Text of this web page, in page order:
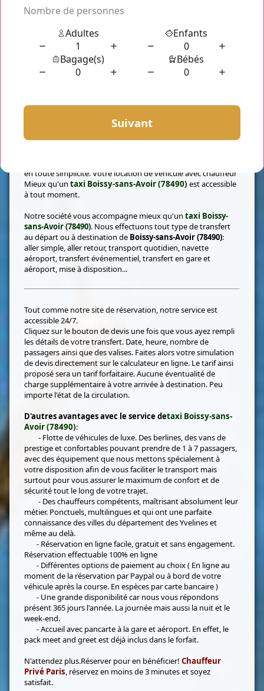
ou autre département de la région Ile de France.
Boissy-sans-Avoir (78490)est là pour vous servir.
Sortie seule ou en groupe, transfert privé ou professionnel.
Chauffeur Privé Paris vous propose tout type de transfert qui
en toute simplicité. Votre location de véhicule avec chauffeur
Mieux qu'untaxi Boissy-sans-Avoir (78490) est accessible
à tout moment.
Notre société vous accompagne mieux qu'untaxi Boissy-
sans-Avoir (78490). Nous effectuons tout type de transfert
au départ ou à destination de Boissy-sans-Avoir (78490):
aller simple, aller retour, transport quotidien, navette
aéroport, transfert événementiel, transfert en gare et
aéroport, mise à disposition...
Tout comme notre site de réservation, notre service est
accessible 24/7.
Cliquez sur le bouton de devis une fois que vous ayez rempli
les détails de votre transfert. Date, heure, nombre de
passagers ainsi que des valises. Faites alors votre simulation
de devis directement sur le calculateur en ligne. Le tarif ainsi
proposé sera un tarif forfaitaire. Aucune éventualité de
charge supplémentaire à votre arrivée à destination. Peu
importe l'état de la circulation.
D'autres avantages avec le service detaxi Boissy-sans-
Avoir (78490):
- Flotte de véhicules de luxe. Des berlines, des vans de
prestige et confortables pouvant prendre de 1 à 7 passagers,
avec des équipement que nous mettons spécialement à
votre disposition afin de vous faciliter le transport mais
surtout pour vous assurer le maximum de confort et de
sécurité tout le long de votre trajet.
- Des chauffeurs compétents, maîtrisant absolument leur
métier. Ponctuels, multilingues et qui ont une parfaite
connaissance des villes du département des Yvelines et
même au delà.
- Réservation en ligne facile, gratuit et sans engagement.
Réservation effectuable 100% en ligne
- Différentes options de paiement au choix ( En ligne au
moment de la réservation par Paypal ou à bord de votre
véhicule après la course. En espèces par carte bancaire )
- Une grande disponibilité car nous vous répondons
présent 365 jours l'année. La journée mais aussi la nuit et le
week-end.
- Accueil avec pancarte à la gare et aéroport. En effet, le
pack meet and greet est déjà inclus dans le forfait.
N'attendez plus.Réserver pour en bénéficier!Chauffeur
Privé Paris, réservez en moins de 3 minutes et soyez
satisfait.